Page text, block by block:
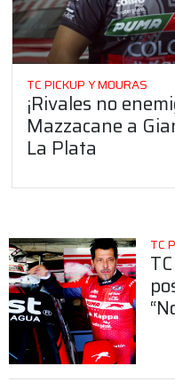
TC PICKUP Y MOURAS
¡Rivales no
Mazzacane a
La Plata
TC